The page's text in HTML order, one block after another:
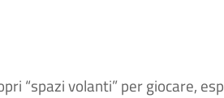
“spazi volanti” per giocare,